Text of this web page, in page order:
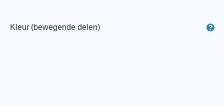
Kleur (bewegende delen)